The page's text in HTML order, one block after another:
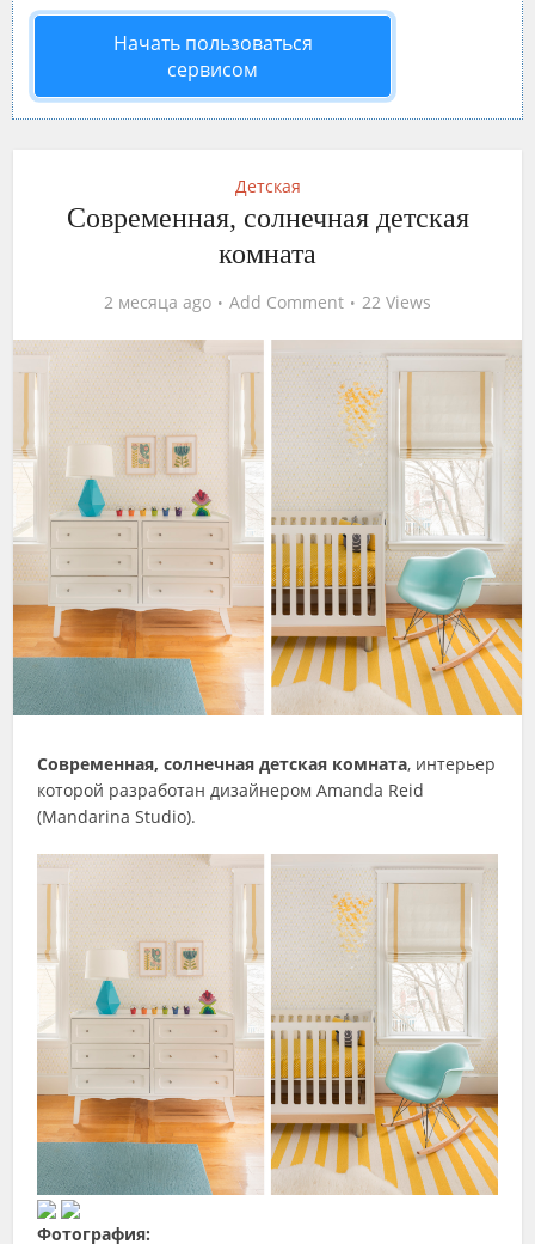
Начать пользоваться
сервисом
Детская
Современная, солнечная детская
комната
2 месяца ago Add Comment 22 Views
Современная, солнечная детская комната, интерьер
которой разработан дизайнером Amanda Reid
(Mandarina Studio).
Фотография: